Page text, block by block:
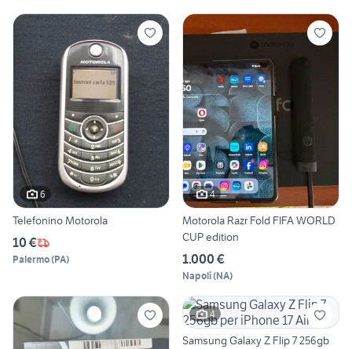
6
Telefonino Motorola
10 €
Palermo(PA)
4
Motorola Razr Fold FIFA WORLD
CUP edition
1.000 €
Napoli(NA)
4
Samsung Galaxy Z Flip 7 256gb